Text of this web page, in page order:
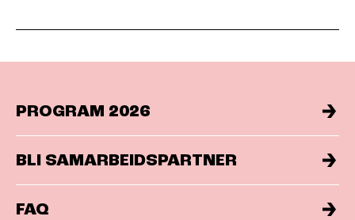
PROGRAM 2026
BLI SAMARBEIDSPARTNER
FAQ